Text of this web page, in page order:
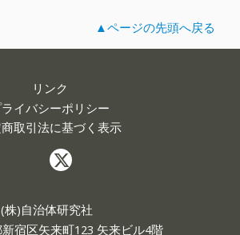
▲ページの先頭へ戻る
リンク
イバシーポリシー
取引法に基づく表示
株)自治体研究社
宿区矢来町123 矢来ビル4階